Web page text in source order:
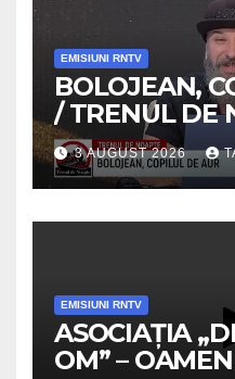
EMISIUNI RNTV
BOLOJEAN,
/ TRENUL DE
3 AUGUST 2026
EMISIUNI RNTV
ASOCIAȚIA
OM” –